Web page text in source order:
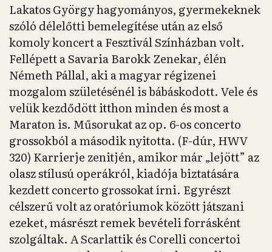
Lakatos György hagyományos, gyermekeknek
szóló délelőtti bemelegítése után az első
komoly koncert a Fesztivál Színházban volt.
Fellépett a Savaria Barokk Zenekar, élén
Németh Pállal, aki a magyar régizenei
mozgalom születésénél is bábáskodott. Vele és
velük kezdődött itthon minden és most a
Maraton is. Műsorukat az op. 6-os concerto
grossokból a második nyitotta. (F-dúr, HWV
320) Karrierje zenitjén, amikor már „lejött” az
olasz stílusú operákról, kiadója biztatására
kezdett concerto grossokat írni. Egyrészt
célszerű volt az oratóriumok között játszani
ezeket, másrészt remek bevételi forrásként
szolgáltak. A Scarlattik és Corelli concertoi